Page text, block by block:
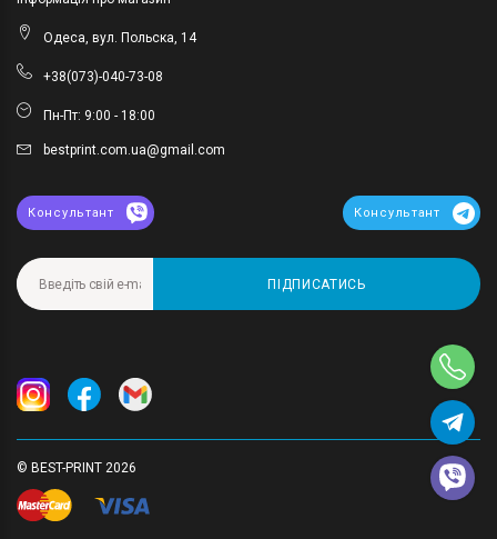
Одеса, вул. Польска, 14
+38(073)-040-73-08
Пн-Пт: 9:00 - 18:00
bestprint.com.ua@gmail.com
Консультант Консультант
ПІДПИСАТИСЬ
© BEST-PRINT 2026